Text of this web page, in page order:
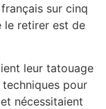
français sur cinq
le retirer est de
leur tatouage
techniques pour
nécessitaient